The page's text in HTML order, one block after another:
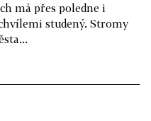
má přes poledne i
studený. Stromy